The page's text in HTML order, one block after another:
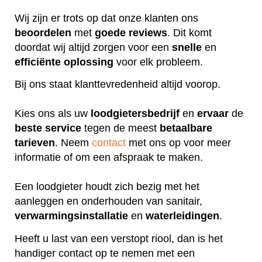
Wij zijn er trots op dat onze klanten ons
beoordelen met goede reviews. Dit komt
doordat wij altijd zorgen voor een snelle en
efficiënte oplossing voor elk probleem.
Bij ons staat klanttevredenheid altijd voorop.
Kies ons als uw loodgietersbedrijf en ervaar de
beste service tegen de meest betaalbare
tarieven. Neem contact met ons op voor meer
informatie of om een afspraak te maken.
Een loodgieter houdt zich bezig met het
aanleggen en onderhouden van sanitair,
verwarmingsinstallatie en waterleidingen.
Heeft u last van een verstopt riool, dan is het
handiger contact op te nemen met een